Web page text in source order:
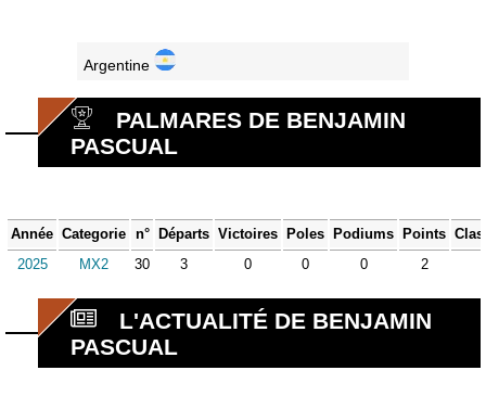
Argentine
PALMARES DE BENJAMIN
PASCUAL
Année Categorie n° Départs Victoires Poles Podiums Points
2025
MX2 30 3 0 0 0 2
L'ACTUALITÉ DE BENJAMIN
PASCUAL